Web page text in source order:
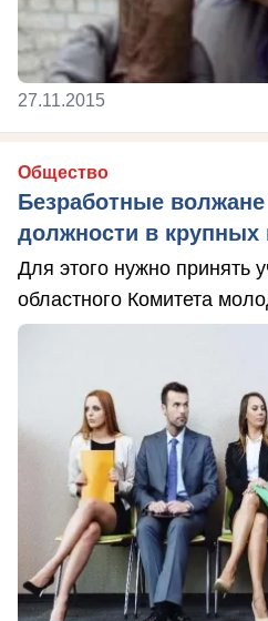
27.11.2015
Общество
Безработные
должности в крупных
Для этого нужно принять
областного Комитета